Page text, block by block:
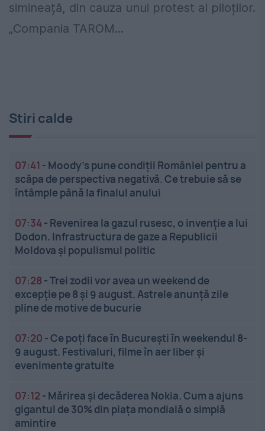
simineață, din cauza unui protest al piloților.
„Compania TAROM...
Stiri calde
07:41 - Moody’s pune condiții României pentru a
scăpa de perspectiva negativă. Ce trebuie să se
întâmple până la finalul anului
07:34- Revenirea la gazul rusesc, o invenție a lui
Dodon. Infrastructura de gaze a Republicii
Moldova și populismul politic
07:28 -Trei zodii vor avea un weekend de
excepție pe 8 și 9 august. Astrele anunță zile
pline de motive de bucurie
07:20 -Ce poți face în București în weekendul 8-
9 august. Festivaluri, filme în aer liber și
evenimente gratuite
07:12 - Mărirea și decăderea Nokia. Cum a ajuns
gigantul de 30% din piața mondială o simplă
amintire